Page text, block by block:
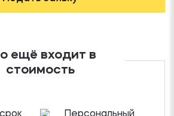
ещё входит в
стоимость